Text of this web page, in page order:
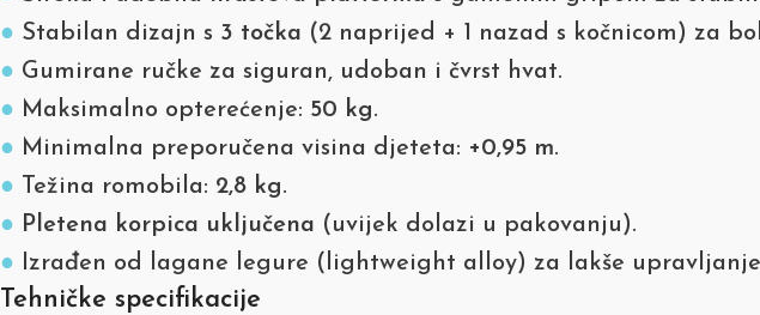
● Stabilan dizajn s 3 točka (2 naprijed + 1 nazad s kočnicom) za
● Gumirane ručke za siguran, udoban i čvrst hvat.
● Maksimalno opterećenje: 50 kg.
● Minimalna preporučena visina djeteta: +0,95 m.
● Težina romobila: 2,8 kg.
● Pletena korpica uključena (uvijek dolazi u pakovanju).
● Izrađen od lagane legure (lightweight alloy) za lakše
Tehničke specifikacije